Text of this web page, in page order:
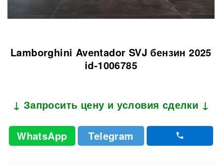
Lamborghini Aventador SVJ бензин 2025
id-1006785
↓ Запросить цену и условия сделки ↓
WhatsApp Telegram